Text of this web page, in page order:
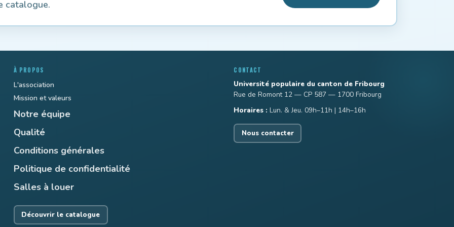
catalogue.
À PROPOS
L'association
Mission et valeurs
Notre équipe
Qualité
Conditions générales
Politique de confidentialité
Salles à louer
Découvrir le catalogue
CONTACT
Université populaire du canton de Fribourg
Rue de Romont 12 — CP 587 — 1700 Fribourg
Horaires : Lun. & Jeu. 09h–11h | 14h–16h
Nous contacter